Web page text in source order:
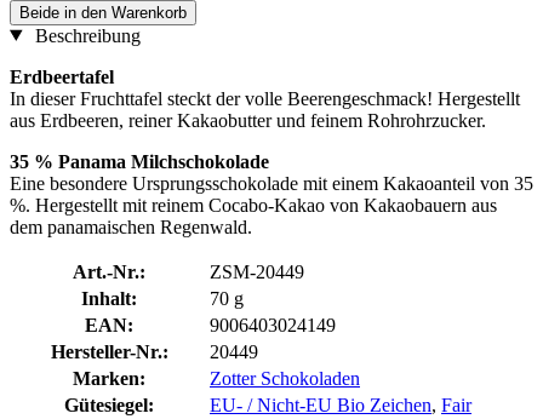
Beide in den Warenkorb
Beschreibung
Erdbeertafel
In dieser Fruchttafel steckt der volle Beerengeschmack! Hergestellt
aus Erdbeeren, reiner Kakaobutter und feinem Rohrohrzucker.
35 % Panama Milchschokolade
Eine besondere Ursprungsschokolade mit einem Kakaoanteil von 35
%. Hergestellt mit reinem Cocabo-Kakao von Kakaobauern aus
dem panamaischen Regenwald.
Art.-Nr.:
ZSM-20449
Inhalt:
70 g
EAN:
9006403024149
Hersteller-Nr.:
20449
Marken:
Zotter Schokoladen
Gütesiegel:
EU- / Nicht-EU Bio Zeichen, Fair